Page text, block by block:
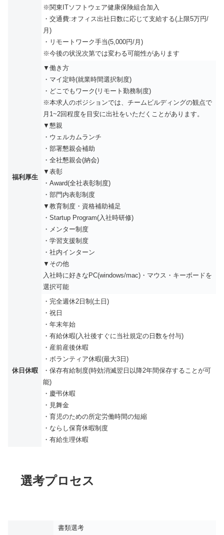
※関東ITソフトウェア健康保険組合加入
・交通費:オフィス出社日数に応じて支給する(上限5万円/
月)
・リモートワーク手当(5,000円/月)
※今後の状況次第では変わる可能性があります
福利厚生
▼働き方
・マイ定時(就業時間選択制度)
・どこでもワーク(リモート勤務制度)
※本求人のポジションでは、チームビルディングの観点で
月1~2回程度を目安に出社をいただくことがあります。
▼懇親
・ウェルカムランチ
・部署懇親会補助
・全社懇親会(納会)
▼表彰
・Award(全社表彰制度)
・部門内表彰制度
▼教育制度・資格補助補足
・Startup Program(入社時研修)
・メンター制度
・学習支援制度
・社内インターン
▼その他
入社時に好きなPC(windows/mac)・マウス・キーボードを
選択可能
休日休暇
・完全週休2日制(土日)
・祝日
・年末年始
・有給休暇(入社後すぐに当社規定の日数を付与)
・産前産後休暇
・ボランティア休暇(最大3日)
・保存有給制度(時効消滅翌日以降2年間保存することが可
能)
・慶弔休暇
・見舞金
・育児のための所定労働時間の短縮
・ならし保育休暇制度
・有給生理休暇
選考プロセス
書類選考